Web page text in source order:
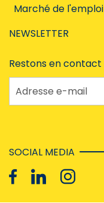
Marché de l'emploi
NEWSLETTER
Restons en contact
Adresse e-mail
SOCIAL MEDIA